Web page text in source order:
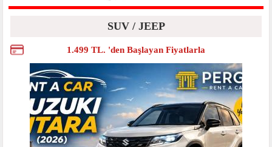
SUV / JEEP
1.499 TL. 'den Başlayan Fiyatlarla